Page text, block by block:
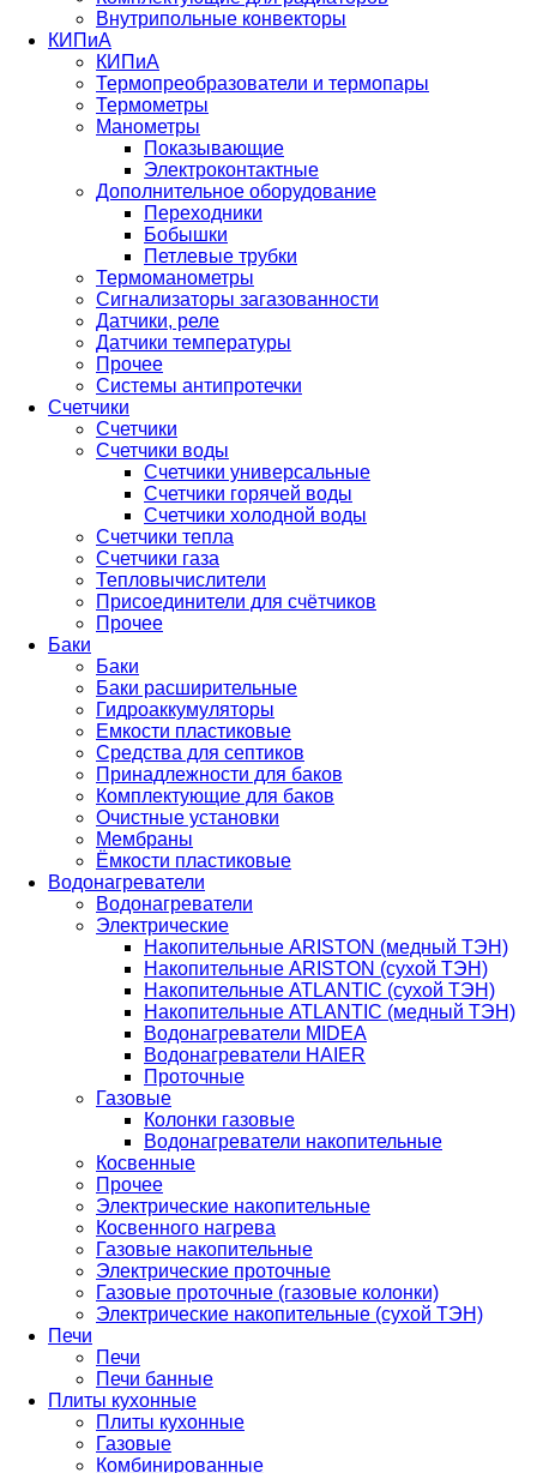
Внутрипольные конвекторы
КИПиА
КИПиА
Термопреобразователи и термопары
Термометры
Манометры
Показывающие
Электроконтактные
Дополнительное оборудование
Переходники
Бобышки
Петлевые трубки
Термоманометры
Сигнализаторы загазованности
Датчики, реле
Датчики температуры
Прочее
Системы антипротечки
Счетчики
Счетчики
Счетчики воды
Счетчики универсальные
Счетчики горячей воды
Счетчики холодной воды
Счетчики тепла
Счетчики газа
Тепловычислители
Присоединители для счётчиков
Прочее
Баки
Баки
Баки расширительные
Гидроаккумуляторы
Емкости пластиковые
Средства для септиков
Принадлежности для баков
Комплектующие для баков
Очистные установки
Мембраны
Ёмкости пластиковые
Водонагреватели
Водонагреватели
Электрические
Накопительные ARISTON (медный ТЭН)
Накопительные ARISTON (сухой ТЭН)
Накопительные ATLANTIC (сухой ТЭН)
Накопительные ATLANTIC (медный ТЭН)
Водонагреватели MIDEA
Водонагреватели HAIER
Проточные
Газовые
Колонки газовые
Водонагреватели накопительные
Косвенные
Прочее
Электрические накопительные
Косвенного нагрева
Газовые накопительные
Электрические проточные
Газовые проточные (газовые колонки)
Электрические накопительные (сухой ТЭН)
Печи
Печи
Печи банные
Плиты кухонные
Плиты кухонные
Газовые
Комбинированные